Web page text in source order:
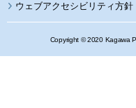
ウェブアクセシビリティ方針
Copyright © 2020 Kagawa